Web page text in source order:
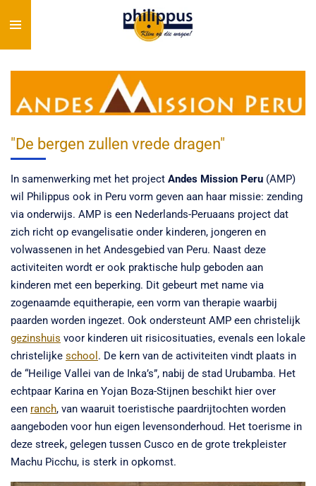
direct
naar
de
"De bergen zullen vrede dragen"
In samenwerking met het project Andes Mission Peru (AMP)
wil Philippus ook in Peru vorm geven aan haar missie: zending
via onderwijs. AMP is een Nederlands-Peruaans project dat
zich richt op evangelisatie onder kinderen, jongeren en
volwassenen in het Andesgebied van Peru. Naast deze
activiteiten wordt er ook praktische hulp geboden aan
kinderen met een beperking. Dit gebeurt met name via
zogenaamde equitherapie, een vorm van therapie waarbij
paarden worden ingezet. Ook ondersteunt AMP een christelijk
gezinshuis voor kinderen uit risicosituaties, evenals een lokale
christelijke school . De kern van de activiteiten vindt plaats in
de “Heilige Vallei van de Inka’s”, nabij de stad Urubamba. Het
echtpaar Karina en Yojan Boza-Stijnen beschikt hier over
een ranch, van waaruit toeristische paardrijtochten worden
aangeboden voor hun eigen levensonderhoud. Het toerisme in
deze streek, gelegen tussen Cusco en de grote trekpleister
Machu Picchu, is sterk in opkomst.